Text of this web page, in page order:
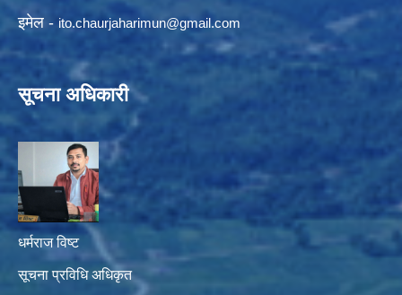
इमेल - ito.chaurjaharimun@gmail.com
सूचना अधिकारी
धर्मराज विष्ट
सूचना प्रविधि अधिकृत